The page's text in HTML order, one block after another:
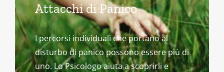
Attacchi di Panico
I percorsi individuali che portano al
disturbo di panico possono essere più di
uno. Lo Psicologo aiuta a scoprirli e